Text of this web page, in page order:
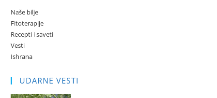
Naše bilje
Fitoterapije
Recepti i saveti
Vesti
Ishrana
UDARNE VESTI